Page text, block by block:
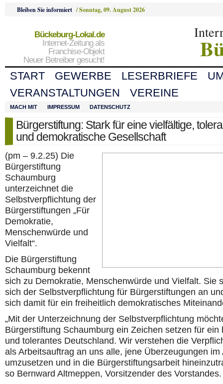
Bleiben Sie informiert /Sonntag, 09. August 2026
Bückeburg-Lokal.de
Internet-Zeitung als
Franchise-Objekt
Neuer Betreiber gesucht!
START GEWERBE LESERBRIEFE
VERANSTALTUNGEN
VEREINE
MACH MIT IMPRESSUM DATENSCHUTZ
Bürgerstiftung: Stark für eine vielfältige,
und demokratische Gesellschaft
(pm – 9.2.25) Die
Bürgerstiftung
Schaumburg
unterzeichnet die
Selbstverpflichtung der
Bürgerstiftungen „Für
Demokratie,
Menschenwürde und
Vielfalt“.
Die Bürgerstiftung
Schaumburg bekennt
sich zu Demokratie, Menschenwürde und Vielfalt. Sie
sich der Selbstverpflichtung für Bürgerstiftungen an
sich damit für ein freiheitlich demokratisches
„Mit der Unterzeichnung der Selbstverpflichtung
Bürgerstiftung Schaumburg ein Zeichen setzen für ein
und tolerantes Deutschland. Wir verstehen die
als Arbeitsauftrag an uns alle, jene Überzeugungen im
umzusetzen und in die Bürgerstiftungsarbeit
so Bernward Altmeppen, Vorsitzender des Vorstandes.